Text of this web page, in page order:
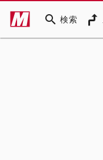
search 検索